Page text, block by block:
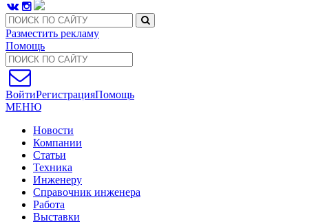
Разместить рекламу
Помощь
ВойтиРегистрацияПомощь
МЕНЮ
Новости
Компании
Статьи
Техника
Инженеру
Справочник инженера
Работа
Выставки